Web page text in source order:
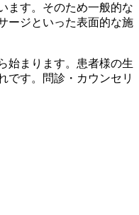
ます。そのため一般的な
ージといった表面的な施
始まります。患者様の生
です。問診・カウンセリ